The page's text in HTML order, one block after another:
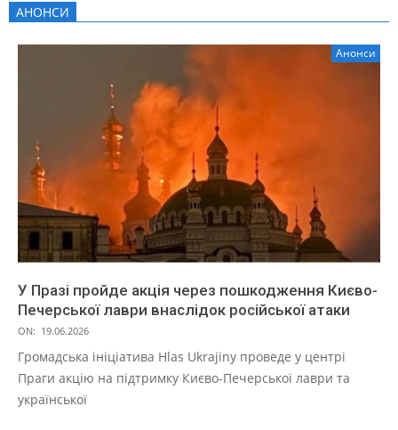
АНОНСИ
Анонси
У Празі пройде акція через пошкодження Києво-
Печерської лаври внаслідок російської атаки
ON: 19.06.2026
Громадська ініціатива Hlas Ukrajiny проведе у центрі
Праги акцію на підтримку Києво-Печерської лаври та
української